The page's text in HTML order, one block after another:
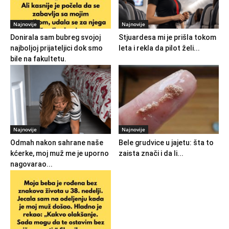
Najnovije
Donirala sam bubreg svojoj
najboljoj prijateljici dok smo
bile na fakultetu.
Najnovije
Stjuardesa mi je prišla tokom
leta i rekla da pilot želi...
Najnovije
Odmah nakon sahrane naše
kćerke, moj muž me je uporno
nagovarao...
Najnovije
Bele grudvice u jajetu: šta to
zaista znači i da li...